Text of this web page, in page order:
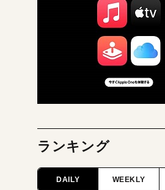
ランキング
DAILY WEEKLY